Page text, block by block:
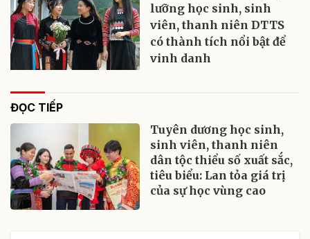
lưỡng học sinh, sinh
viên, thanh niên DTTS
có thành tích nổi bật để
vinh danh
ĐỌC TIẾP
Tuyên dương học sinh,
sinh viên, thanh niên
dân tộc thiểu số xuất sắc,
tiêu biểu: Lan tỏa giá trị
của sự học vùng cao